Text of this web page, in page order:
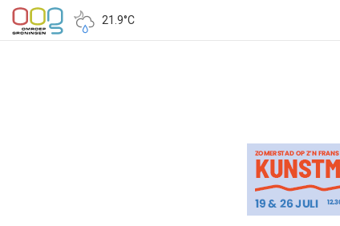
21.9°C